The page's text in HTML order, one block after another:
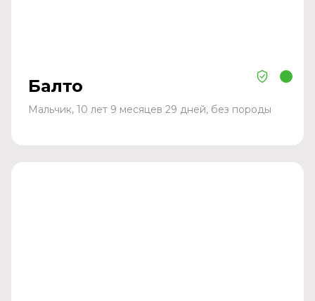
Балто
Мальчик, 10 лет 9 месяцев 29 дней, без породы